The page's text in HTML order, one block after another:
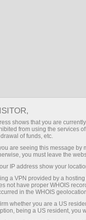
Вы
банковским
получить 55%
вам понадобится
мы
shows that you are
from using the services
of funds, etc.
are seeing this message by
you must leave the
IP address show your
a VPN provided by a
not have proper WHOIS
in the WHOIS
whether you are a US
being a US resident, you